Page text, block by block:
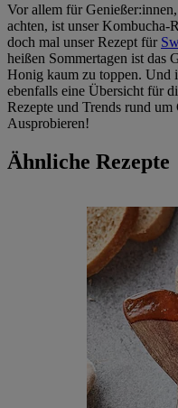
Vor allem für
achten, ist unser Kombucha-
doch mal unser Rezept für
heißen Sommertagen ist das
Honig kaum zu toppen. Und
ebenfalls eine Übersicht für
Rezepte und Trends rund
Ausprobieren!
Ähnliche Rezepte